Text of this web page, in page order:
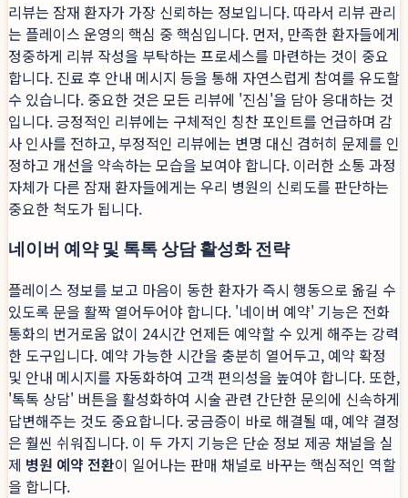
리뷰는 잠재 환자가 가장 신뢰하는 정보입니다. 따라서 리뷰 관리
는 플레이스 운영의 핵심 중 핵심입니다. 먼저, 만족한 환자들에게
정중하게 리뷰 작성을 부탁하는 프로세스를 마련하는 것이 중요
합니다. 진료 후 안내 메시지 등을 통해 자연스럽게 참여를 유도할
수 있습니다. 중요한 것은 모든 리뷰에 '진심'을 담아 응대하는 것
입니다. 긍정적인 리뷰에는 구체적인 칭찬 포인트를 언급하며 감
사 인사를 전하고, 부정적인 리뷰에는 변명 대신 겸허히 문제를 인
정하고 개선을 약속하는 모습을 보여야 합니다. 이러한 소통 과정
자체가 다른 잠재 환자들에게는 우리 병원의 신뢰도를 판단하는
중요한 척도가 됩니다.
네이버 예약 및 톡톡 상담 활성화 전략
플레이스 정보를 보고 마음이 동한 환자가 즉시 행동으로 옮길 수
있도록 문을 활짝 열어두어야 합니다. '네이버 예약' 기능은 전화
통화의 번거로움 없이 24시간 언제든 예약할 수 있게 해주는 강력
한 도구입니다. 예약 가능한 시간을 충분히 열어두고, 예약 확정
및 안내 메시지를 자동화하여 고객 편의성을 높여야 합니다. 또한,
'톡톡 상담' 버튼을 활성화하여 시술 관련 간단한 문의에 신속하게
답변해주는 것도 중요합니다. 궁금증이 바로 해결될 때, 예약 결정
은 훨씬 쉬워집니다. 이 두 가지 기능은 단순 정보 제공 채널을 실
제 병원 예약 전환이 일어나는 판매 채널로 바꾸는 핵심적인 역할
을 합니다.